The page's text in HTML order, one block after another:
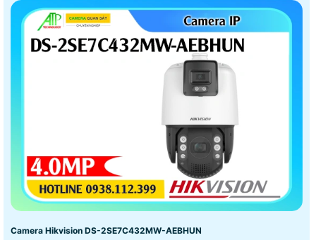
Camera Hikvision DS-2SE7C432MW-AEBHUN